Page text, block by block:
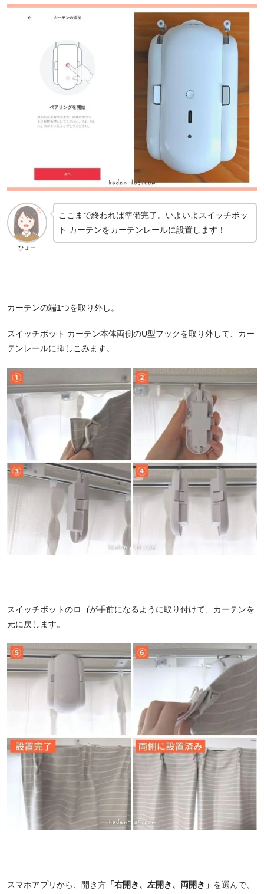
ひょー
ここまで終われば準備完了。いよいよスイッチボッ
ト カーテンをカーテンレールに設置します！
カーテンの端1つを取り外し。
スイッチボット カーテン本体両側のU型フックを取り外して、カー
テンレールに挿しこみます。
スイッチボットのロゴが手前になるように取り付けて、カーテンを
元に戻します。
スマホアプリから、開き方 「右開き、左開き、両開き」 を選んで、